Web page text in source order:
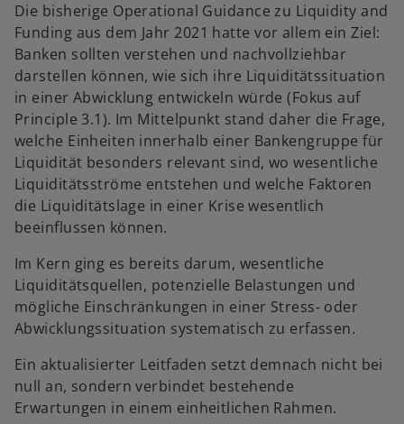
Die bisherige Operational Guidance zu Liquidity and
Funding aus dem Jahr 2021 hatte vor allem ein Ziel:
Banken sollten verstehen und nachvollziehbar
darstellen können, wie sich ihre Liquiditätssituation
in einer Abwicklung entwickeln würde (Fokus auf
Principle 3.1). Im Mittelpunkt stand daher die Frage,
welche Einheiten innerhalb einer Bankengruppe für
Liquidität besonders relevant sind, wo wesentliche
Liquiditätsströme entstehen und welche Faktoren
die Liquiditätslage in einer Krise wesentlich
beeinflussen können.
Im Kern ging es bereits darum, wesentliche
Liquiditätsquellen, potenzielle Belastungen und
mögliche Einschränkungen in einer Stress- oder
Abwicklungssituation systematisch zu erfassen.
Ein aktualisierter Leitfaden setzt demnach nicht bei
null an, sondern verbindet bestehende
Erwartungen in einem einheitlichen Rahmen.